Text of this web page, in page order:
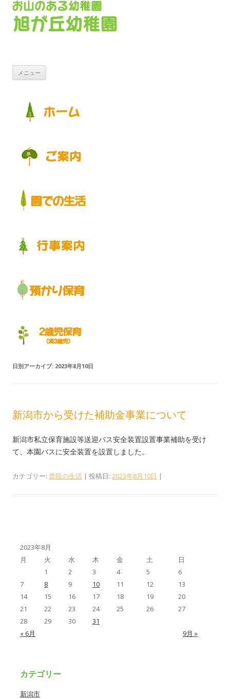
メニュー
日別アーカイブ: 2023年8月10日
新潟市から受けた補助金事業について
新潟市私立保育施設等送迎バス安全装置設置事業補助を受け
て、本園バスに安全装置を設置しました。
カテゴリー: 普段の生活 | 投稿日: 2023年8月10日 |
2023年8月
月
火 水 木 金 土 日
« 6月 9月 »
1 2 3 4 5
6
7
8 9 10 11 12
13
14
15 16 17 18 19
20
21
22 23 24 25 26
27
28
29 30 31
カテゴリー
新潟市